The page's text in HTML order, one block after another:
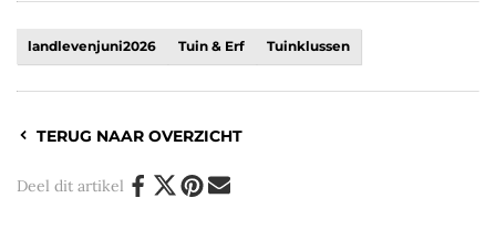
landlevenjuni2026 Tuin & Erf Tuinklussen
TERUG NAAR OVERZICHT
Deel dit artikel